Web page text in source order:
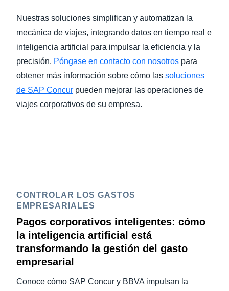
Nuestras soluciones simplifican y automatizan la
mecánica de viajes, integrando datos en tiempo real e
inteligencia artificial para impulsar la eficiencia y la
precisión. Póngase en contacto con nosotros para
obtener más información sobre cómo las soluciones
de SAP Concur pueden mejorar las operaciones de
viajes corporativos de su empresa.
CONTROLAR LOS GASTOS
EMPRESARIALES
Pagos corporativos inteligentes: cómo
la inteligencia artificial está
transformando la gestión del gasto
empresarial
Conoce cómo SAP Concur y BBVA impulsan la